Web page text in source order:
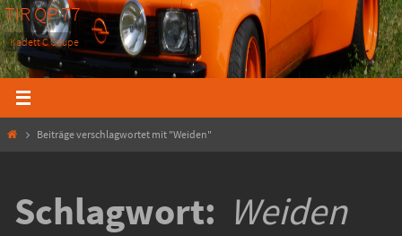
springen
TIR QP 77
Kadett C Coupe
StartBeiträge verschlagwortet mit "Weiden"
Schlagwort: Weiden